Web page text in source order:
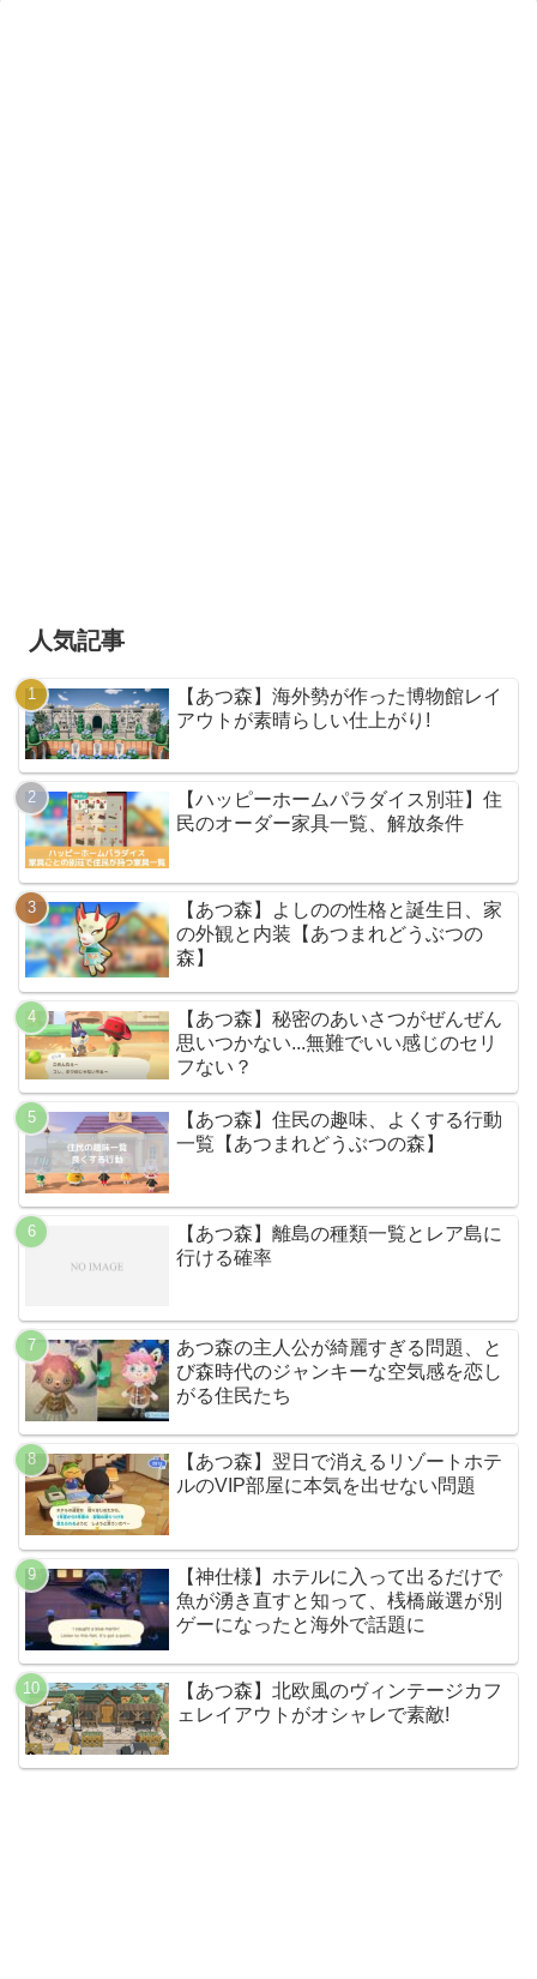
人気記事
【あつ森】海外勢が作った博物館レイ
アウトが素晴らしい仕上がり!
【ハッピーホームパラダイス別荘】住
民のオーダー家具一覧、解放条件
【あつ森】よしのの性格と誕生日、家
の外観と内装【あつまれどうぶつの
森】
【あつ森】秘密のあいさつがぜんぜん
思いつかない...無難でいい感じのセリ
フない？
【あつ森】住民の趣味、よくする行動
一覧【あつまれどうぶつの森】
【あつ森】離島の種類一覧とレア島に
行ける確率
あつ森の主人公が綺麗すぎる問題、と
び森時代のジャンキーな空気感を恋し
がる住民たち
【あつ森】翌日で消えるリゾートホテ
ルのVIP部屋に本気を出せない問題
【神仕様】ホテルに入って出るだけで
魚が湧き直すと知って、桟橋厳選が別
ゲーになったと海外で話題に
【あつ森】北欧風のヴィンテージカフ
ェレイアウトがオシャレで素敵!